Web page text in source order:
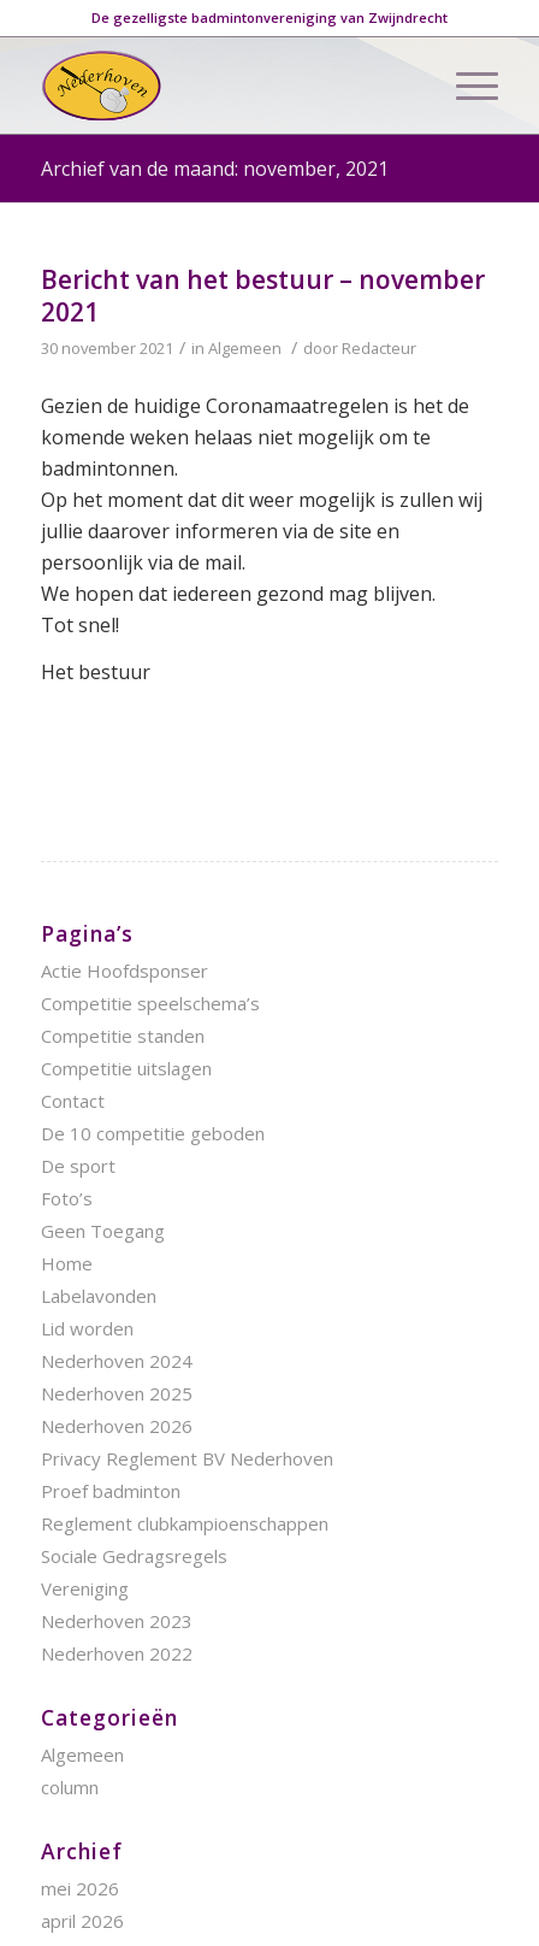
De gezelligste badmintonvereniging van Zwijndrecht
Archief van de maand: november, 2021
Bericht van het bestuur – november
2021
30 november 2021 / in Algemeen / door Redacteur
Gezien de huidige Coronamaatregelen is het de
komende weken helaas niet mogelijk om te
badmintonnen.
Op het moment dat dit weer mogelijk is zullen wij
jullie daarover informeren via de site en
persoonlijk via de mail.
We hopen dat iedereen gezond mag blijven.
Tot snel!
Het bestuur
Pagina’s
Actie Hoofdsponser
Competitie speelschema’s
Competitie standen
Competitie uitslagen
Contact
De 10 competitie geboden
De sport
Foto’s
Geen Toegang
Home
Labelavonden
Lid worden
Nederhoven 2024
Nederhoven 2025
Nederhoven 2026
Privacy Reglement BV Nederhoven
Proef badminton
Reglement clubkampioenschappen
Sociale Gedragsregels
Vereniging
Nederhoven 2023
Nederhoven 2022
Categorieën
Algemeen
column
Archief
mei 2026
april 2026